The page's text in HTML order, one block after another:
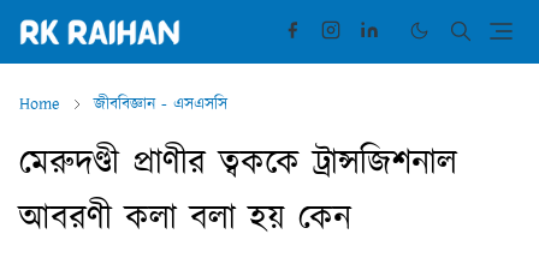
Home জীববিজ্ঞান - এসএসসি
মেরুদণ্ডী প্রাণীর ত্বককে ট্রান্সজিশনাল
আবরণী কলা বলা হয় কেন